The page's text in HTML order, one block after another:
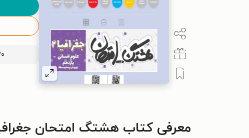
٪۳۰
معرفی کتاب هشتگ امتحان جغرافیا ۲ علوم انسانی